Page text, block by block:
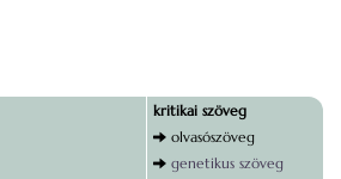
kritikai szöveg
olvasószöveg
genetikus szöveg